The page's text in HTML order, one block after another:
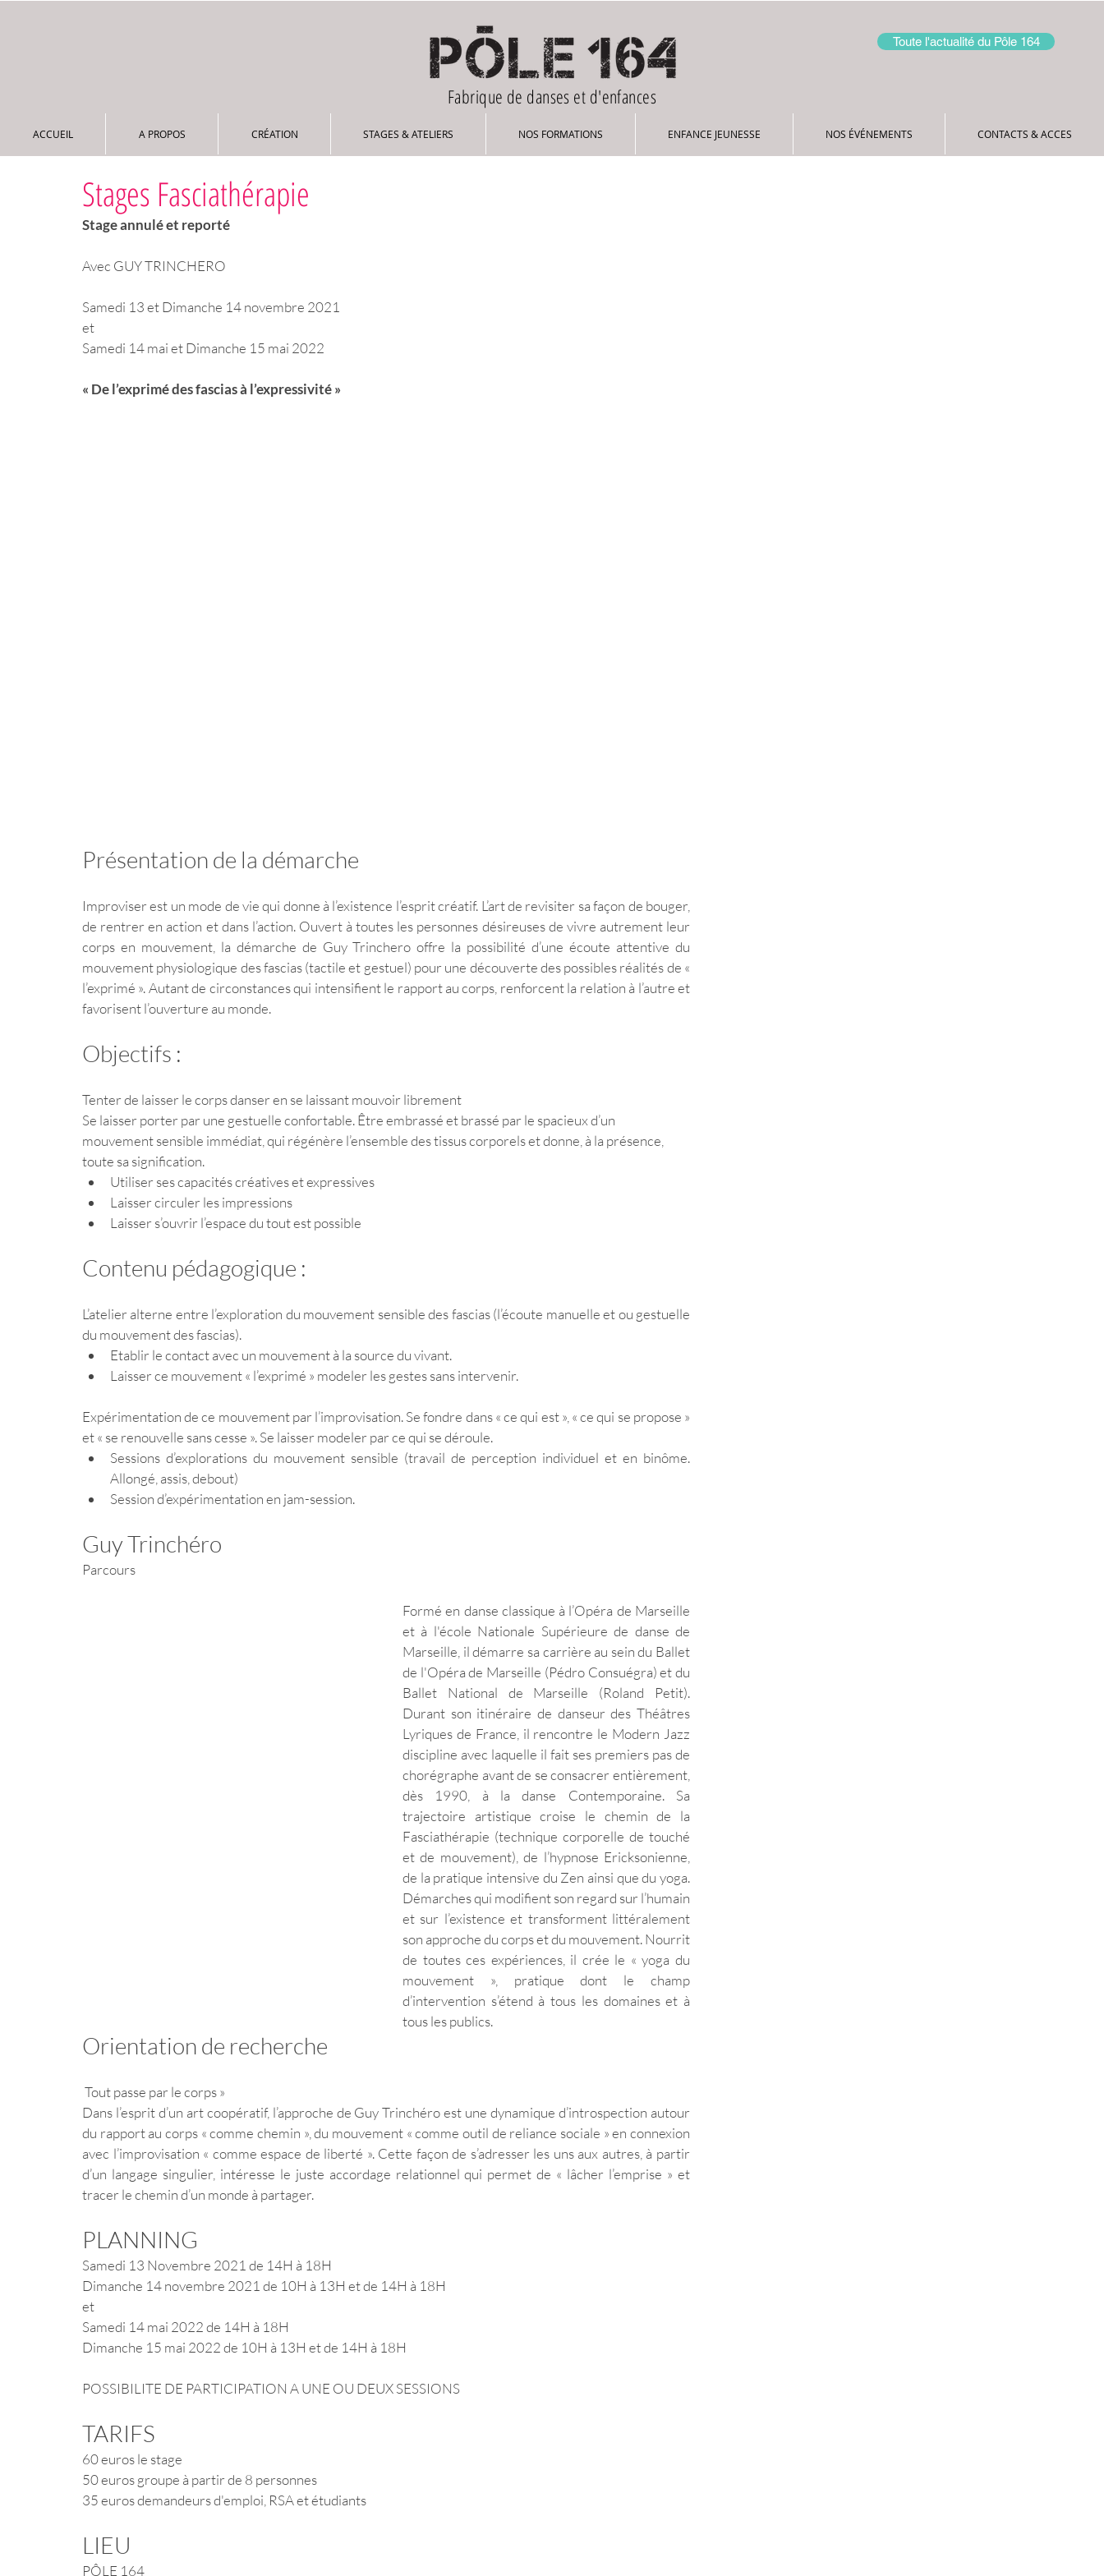
Toute l'actualité du Pôle 164
Fabrique de danses et d'enfances
ACCUEIL A PROPOS CRÉATION STAGES & ATELIERS NOS FORMATIONS ENFANCE JEUNESSE NOS ÉVÉNEMENTS CONTACTS & ACCES
ACCUEIL A PROPOS STAGES & ATELIERS NOS FORMATIONS ENFANCE JEUNESSE NOS ÉVÉNEMENTS CONTACTS & ACCES
Stages Fasciathérapie
Stage annulé et reporté
Avec GUY TRINCHERO
Samedi 13 et Dimanche 14 novembre 2021
et
Samedi 14 mai et Dimanche 15 mai 2022
« De l’exprimé des fascias à l’expressivité »
Présentation de la démarche
Improviser est un mode de vie qui donne à l’existence l’esprit créatif. L’art de revisiter sa façon de bouger,
de rentrer en action et dans l’action. Ouvert à toutes les personnes désireuses de vivre autrement leur
corps en mouvement, la démarche de Guy Trinchero offre la possibilité d’une écoute attentive du
mouvement physiologique des fascias (tactile et gestuel) pour une découverte des possibles réalités de «
l’exprimé ». Autant de circonstances qui intensifient le rapport au corps, renforcent la relation à l’autre et
favorisent l’ouverture au monde.
Objectifs :
Tenter de laisser le corps danser en se laissant mouvoir librement
Se laisser porter par une gestuelle confortable. Être embrassé et brassé par le spacieux d’un
mouvement sensible immédiat, qui régénère l’ensemble des tissus corporels et donne, à la présence,
toute sa signification.
Utiliser ses capacités créatives et expressives
Laisser circuler les impressions
Laisser s’ouvrir l’espace du tout est possible
Contenu pédagogique :
L’atelier alterne entre l’exploration du mouvement sensible des fascias (l’écoute manuelle et ou gestuelle
du mouvement des fascias).
Etablir le contact avec un mouvement à la source du vivant.
Laisser ce mouvement « l’exprimé » modeler les gestes sans intervenir.
Expérimentation de ce mouvement par l’improvisation. Se fondre dans « ce qui est », « ce qui se propose »
et « se renouvelle sans cesse ». Se laisser modeler par ce qui se déroule.
Sessions d’explorations du mouvement sensible (travail de perception individuel et en binôme.
Allongé, assis, debout)
Session d’expérimentation en jam-session.
Guy Trinchéro
Parcours
Formé en danse classique à l’Opéra de Marseille
et à l'école Nationale Supérieure de danse de
Marseille, il démarre sa carrière au sein du Ballet
de l'Opéra de Marseille (Pédro Consuégra) et du
Ballet National de Marseille (Roland Petit).
Durant son itinéraire de danseur des Théâtres
Lyriques de France, il rencontre le Modern Jazz
discipline avec laquelle il fait ses premiers pas de
chorégraphe avant de se consacrer entièrement,
dès 1990, à la danse Contemporaine. Sa
trajectoire artistique croise le chemin de la
Fasciathérapie (technique corporelle de touché
et de mouvement), de l’hypnose Ericksonienne,
de la pratique intensive du Zen ainsi que du yoga.
Démarches qui modifient son regard sur l’humain
et sur l’existence et transforment littéralement
son approche du corps et du mouvement. Nourrit
de toutes ces expériences, il crée le « yoga du
mouvement », pratique dont le champ
d’intervention s’étend à tous les domaines et à
tous les publics.
Orientation de recherche
Tout passe par le corps »
Dans l’esprit d’un art coopératif, l’approche de Guy Trinchéro est une dynamique d’introspection autour
du rapport au corps « comme chemin », du mouvement « comme outil de reliance sociale » en connexion
avec l’improvisation « comme espace de liberté ». Cette façon de s’adresser les uns aux autres, à partir
d’un langage singulier, intéresse le juste accordage relationnel qui permet de « lâcher l’emprise » et
tracer le chemin d’un monde à partager.
PLANNING
Samedi 13 Novembre 2021 de 14H à 18H
Dimanche 14 novembre 2021 de 10H à 13H et de 14H à 18H
et
Samedi 14 mai 2022 de 14H à 18H
Dimanche 15 mai 2022 de 10H à 13H et de 14H à 18H
POSSIBILITE DE PARTICIPATION A UNE OU DEUX SESSIONS
TARIFS
60 euros le stage
50 euros groupe à partir de 8 personnes
35 euros demandeurs d'emploi, RSA et étudiants
LIEU
PÔLE 164